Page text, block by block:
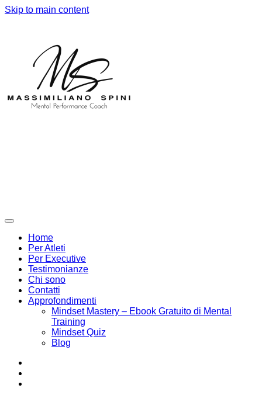
Skip to main content
Home
Per Atleti
Per Executive
Testimonianze
Chi sono
Contatti
Approfondimenti
Mindset Mastery – Ebook Gratuito di Mental
Training
Mindset Quiz
Blog